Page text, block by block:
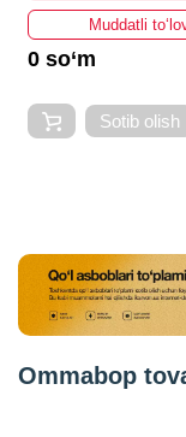
Muddatli
0 so‘m
Sotib olish
Ommabop